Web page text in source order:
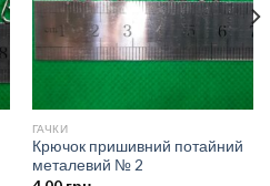
ГАЧКИ
Крючок пришивний потайний
металевий № 2